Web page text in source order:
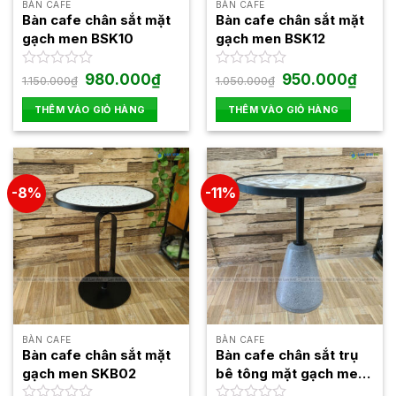
được
chọn
trên
phẩm
BÀN CAFE
Bàn cafe chân sắt mặt
gạch men BSK10
Được
hạng
0
5
sao
1.150.000₫ Giá
gốc
là:
1.150.000₫.
980.000₫Giá
hiện
980.000₫.
THÊM VÀO GIỎ HÀNG
BÀN CAFE
Bàn cafe chân sắt mặt
gạch men BSK12
Được
hạng
0
5
sao
1.050.000₫ Giá
gốc
là:
1.050.000₫.
950.000₫Giá
hiện
THÊM VÀO GIỎ HÀNG
-8%
BÀN CAFE
Bàn cafe chân sắt mặt
gạch men SKB02
-11%
BÀN CAFE
Bàn cafe chân sắt trụ
bê tông mặt gạch men
BSK07